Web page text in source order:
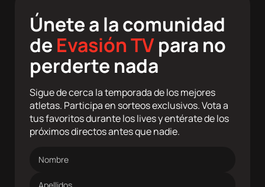
Únete a la comunidad
de Evasión TVpara no
perderte nada
Sigue de cerca la temporada de los mejores
atletas. Participa en sorteos exclusivos. Vota a
tus favoritos durante los lives y entérate de los
próximos directos antes que nadie.